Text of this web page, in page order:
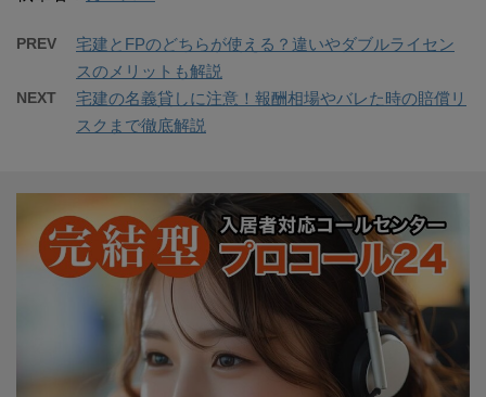
PREV
宅建とFPのどちらが使える？違いやダブルライセン
スのメリットも解説
NEXT
宅建の名義貸しに注意！報酬相場やバレた時の賠償リ
スクまで徹底解説